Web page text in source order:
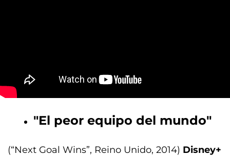
"El peor equipo del mundo"
(“Next Goal Wins”, Reino Unido, 2014) Disney+